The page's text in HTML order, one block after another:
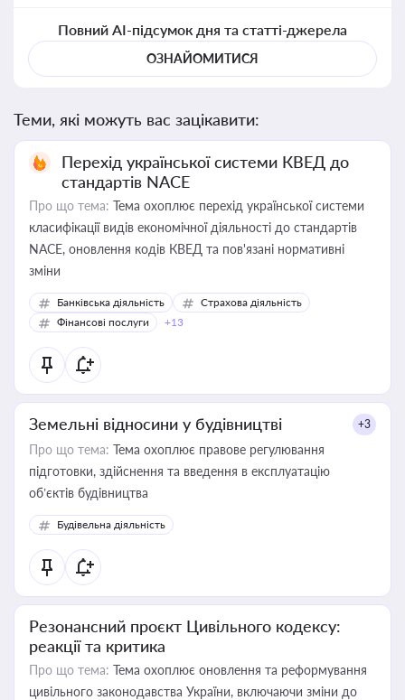
Повний AI-підсумок дня та статті-джерела
ОЗНАЙОМИТИСЯ
Теми, які можуть вас зацікавити:
Перехід української системи КВЕД до
стандартів NACE
Про що тема: Тема охоплює перехід української системи
класифікації видів економічної діяльності до стандартів
NACE, оновлення кодів КВЕД та пов'язані нормативні
зміни
Банківська діяльність
Страхова діяльність
Фінансові послуги
+13
Земельні відносини у будівництві +3
Про що тема: Тема охоплює правове регулювання
підготовки, здійснення та введення в експлуатацію
об’єктів будівництва
Будівельна діяльність
Резонансний проєкт Цивільного кодексу:
реакції та критика
Про що тема: Тема охоплює оновлення та реформування
цивільного законодавства України, включаючи зміни до